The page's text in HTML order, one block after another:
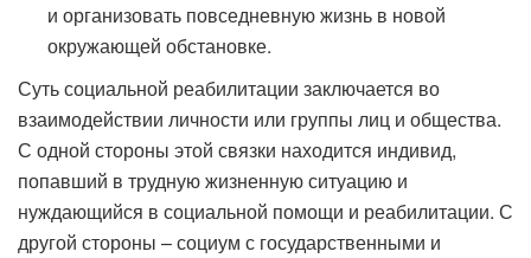
и организовать повседневную жизнь в новой
окружающей обстановке.
Суть социальной реабилитации заключается во
взаимодействии личности или группы лиц и общества.
С одной стороны этой связки находится индивид,
попавший в трудную жизненную ситуацию и
нуждающийся в социальной помощи и реабилитации. С
другой стороны – социум с государственными и